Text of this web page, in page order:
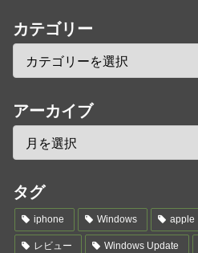
カテゴリー
アーカイブ
タグ
iphone Windows apple
レビュー Windows Update